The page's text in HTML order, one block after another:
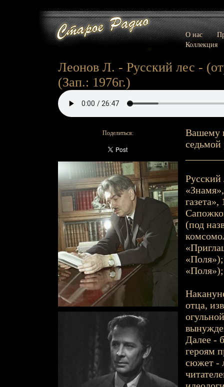
О нас
Коллекция
Леонов Л. - Русский лес -
(Зап.: 1976г.)
Поделиться:
Вашему
седьмой
Русский
(под
отца,
Далее -
героям
сюжет -